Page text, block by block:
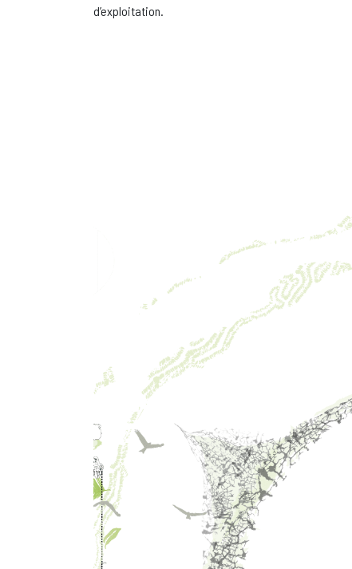
d’exploitation.